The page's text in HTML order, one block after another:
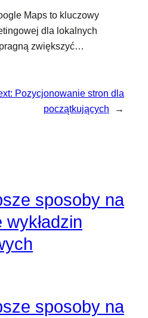
Maps to kluczowy
dla lokalnych
zwiększyć…
Pozycjonowanie stron dla
początkujących
→
sposoby na
wykładzin
sposoby na